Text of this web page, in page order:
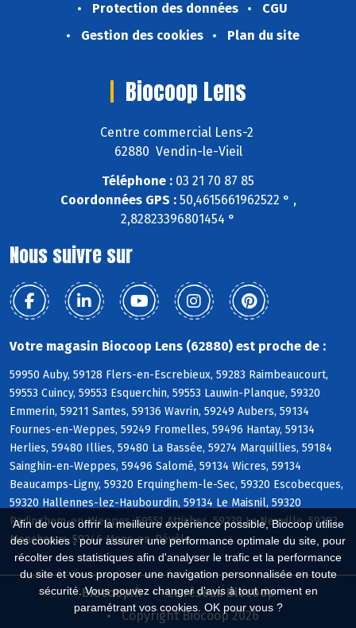
Afin de vous offrir la meilleure expérience possible, Biocoop utilise
des cookies : pour assurer une performance optimale du site, pour
récolter des statistiques afin d'analyser le trafic et la performance
du site et vous proposer une navigation personnalisée en toute
sécurité. Vous pouvez changer d'avis à tout moment en
paramétrant vos cookies. OK pour vous ?
Protection des données
CGU
Gestion des cookies
Plan du site
Biocoop Lens
Centre commercial Lens-2
62880 Vendin-le-Vieil
Téléphone : 03 21 70 87 85
Coordonnées GPS :50,4615661962522 ° ,
2,82823396801454 °
Nous suivre sur
Votre magasin Biocoop Lens (62880) est proche de :
59950 Auby, 59128 Flers-en-Escrebieux, 59283 Raimbeaucourt,
59553 Cuincy, 59553 Esquerchin, 59553 Lauwin-Planque, 59320
Emmerin, 59211 Santes, 59136 Wavrin, 59249 Aubers, 59134
Fournes-en-Weppes, 59249 Fromelles, 59496 Hantay, 59134
Herlies, 59480 Illies, 59480 La Bassée, 59274 Marquillies, 59184
Sainghin-en-Weppes, 59496 Salomé, 59134 Wicres, 59134
Beaucamps-Ligny, 59320 Erquinghem-le-Sec, 59320 Escobecques,
59320 Hallennes-lez-Haubourdin, 59134 Le Maisnil, 59320
Radinghem-en-Weppes, 59551 Attiches, 59239 La Neuville, 59283
Moncheaux, 59246 Mons-en-Pévèle
Biocoop.fr
Le réseau Biocoop
Copyright Biocoop 2026